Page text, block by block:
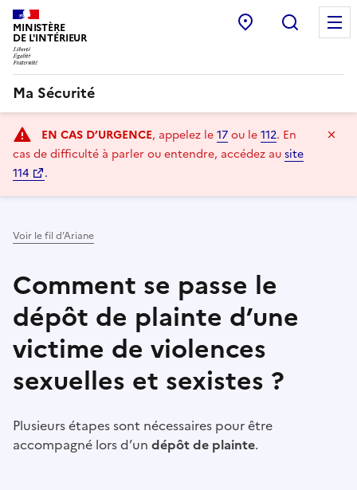
MINISTÈRE
DE L'INTÉRIEUR
Point d’accueil
Ma Sécurité
principaleEN CAS D’URGENCE, appelez le17ou le112. En
cas de difficulté à parler ou entendre, accédez ausite
114
.
Voir le fil d’Ariane
Comment se passe le
dépôt de plainte d’une
victime de violences
sexuelles et sexistes ?
Plusieurs étapes sont nécessaires pour être
accompagné lors d’un dépôt de plainte.